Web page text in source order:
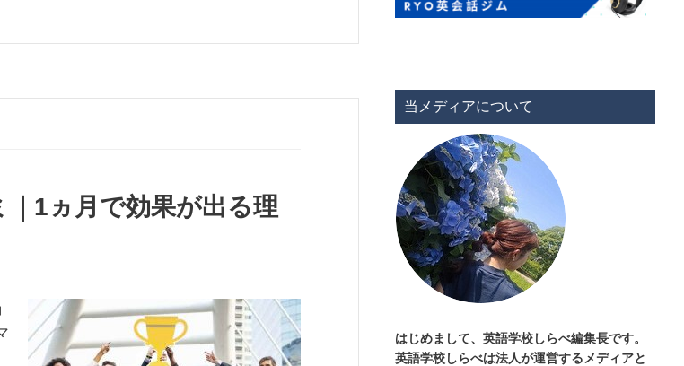
1ヵ月で効果が出る理
当メディアについて
はじめまして、英語学校しらべ編集長です。
英語学校しらべは法人が運営するメディアと